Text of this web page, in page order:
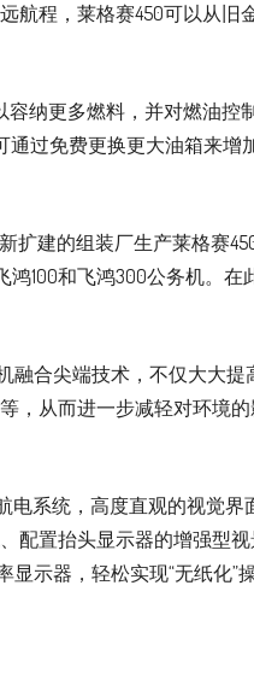
航程，莱格赛450可以从旧
容纳更多燃料，并对燃油控
通过免费更换更大油箱来增
扩建的组装厂生产莱格赛
100和飞鸿300公务机。在
融合尖端技术，不仅大大提
，从而进一步减轻对环境
电系统，高度直观的视觉界
配置抬头显示器的增强型
显示器，轻松实现“无纸化”